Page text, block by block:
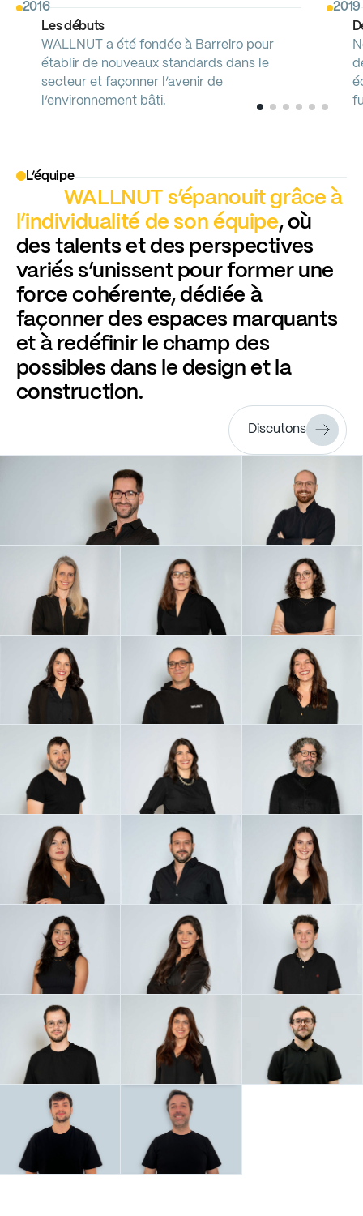
2016
Lesdébuts
WALLNUT
a été fondée à Barreiro pour
établir de nouveaux standards dans le
secteur et façonner l’avenir de
l’environnement bâti.
2019
L’équipe
WALLNUT s’épanouit grâce à
l’individualité de son équipe, où
des talents et des perspectives
variés s’unissent pour former une
force cohérente, dédiée à
façonner des espaces marquants
et à redéfinir le champ des
possibles dans le design et la
construction.
Discutons